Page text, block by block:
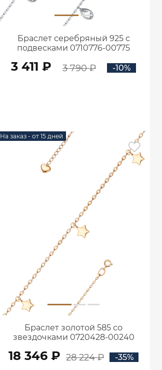
Браслет серебряный 925 с
подвесками 0710776-00775
3 411 ₽ 3 790 ₽ -10%
На заказ - от 15 дней
Браслет золотой 585 со
звездочками 0720428-00240
18 346 ₽ 28 224 ₽
-35%